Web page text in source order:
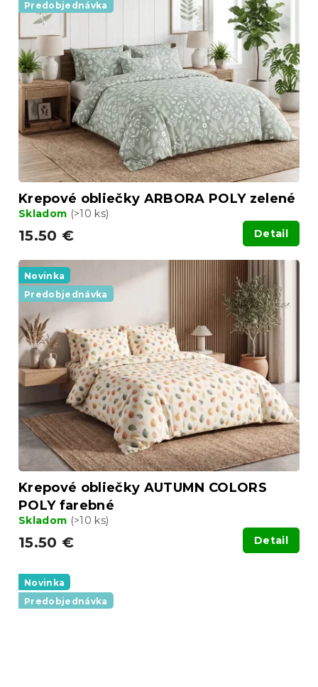
Predobjednávka
Krepové obliečky ARBORA POLY zelené
Skladom (>10 ks)
15.50 € Detail
Novinka
Predobjednávka
Krepové obliečky AUTUMN COLORS
POLY farebné
Skladom (>10 ks)
15.50 € Detail
Novinka
Predobjednávka